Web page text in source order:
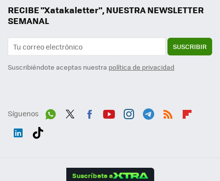
RECIBE "Xatakaletter", NUESTRA NEWSLETTER
SEMANAL
SUSCRIBIR
Suscribiéndote aceptas nuestra política de privacidad
Síguenos
Suscríbete a